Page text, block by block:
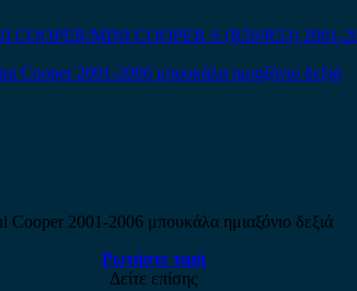
COOPER/MINI COOPER S (R50/R53) 2001-
Cooper 2001-2006 μπουκάλα ημιαξόνιο δεξιά
Ρωτήστε τιμή
Δείτε επίσης